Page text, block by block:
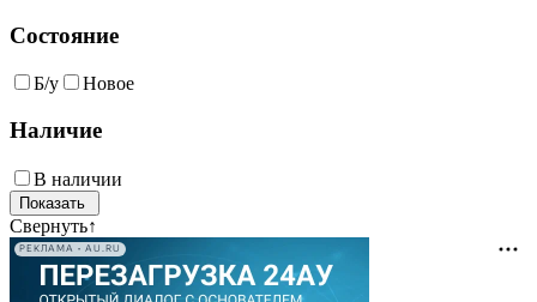
Состояние
Б/у Новое
Наличие
В наличии
Свернуть↑
РЕКЛАМА • AU.RU